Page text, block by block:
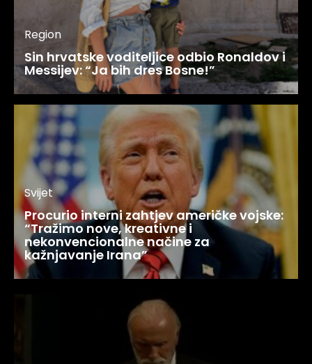
Region
Sin hrvatske voditeljice odbio Ronaldov i
Messijev: “Ja bih dres Bosne!”
Svijet
Procurio interni zahtjev američke vojske:
“Tražimo nove, kreativne i
nekonvencionalne načine za
kažnjavanje Irana”